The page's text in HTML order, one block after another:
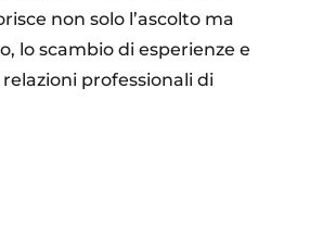
non solo l’ascolto ma
lo scambio di esperienze e
professionali di